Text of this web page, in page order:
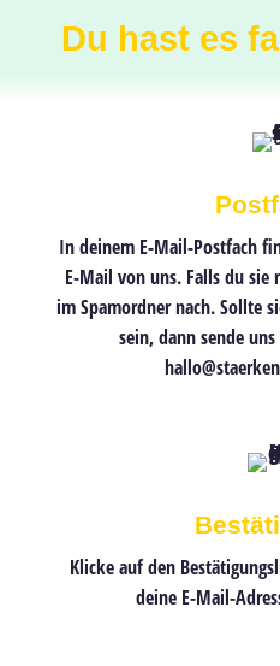
Du hast es
In deinem E-Mail-Postfach
E-Mail von uns. Falls du sie
im Spamordner nach. Sollte
sein, dann sende
Klickeauf den
deine E-Mail-